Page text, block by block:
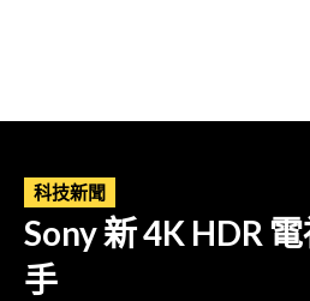
科技新聞
Sony 新 4K HDR
手